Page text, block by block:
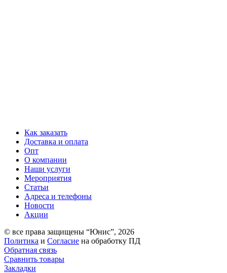
Как заказать
Доставка и оплата
Опт
О компании
Наши услуги
Мероприятия
Статьи
Адреса и телефоны
Новости
Акции
© все права защищены “Юнис”, 2026
Политика и Согласие на обработку ПД
Обратная связь
Сравнить товары
Закладки